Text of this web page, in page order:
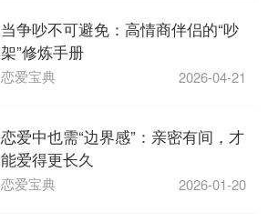
当争吵不可避免：高情商伴侣的“吵
架”修炼手册
恋爱宝典 2026-04-21
恋爱中也需“边界感”：亲密有间，才
能爱得更长久
恋爱宝典 2026-01-20